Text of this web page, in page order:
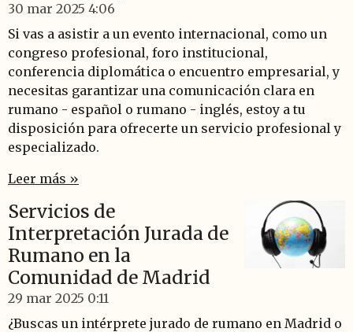
30 mar 2025 4:06
Si vas a asistir a un evento internacional, como un
congreso profesional, foro institucional,
conferencia diplomática o encuentro empresarial, y
necesitas garantizar una comunicación clara en
rumano - español o rumano - inglés, estoy a tu
disposición para ofrecerte un servicio profesional y
especializado.
Leer más »
Servicios de
Interpretación Jurada de
Rumano en la
Comunidad de Madrid
29 mar 2025 0:11
¿Buscas un intérprete jurado de rumano en Madrid o